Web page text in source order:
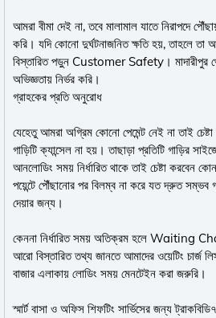
আমরা বীমা দেই না, তবে মালামাল যাতে নিরাপদে
করি। যদি কোনো দুর্ঘটনাজনিত ক্ষতি হয়, তাহলে তা
বিস্তারিত পড়ুন Customer Safety। মাদারীপুর
অভিজ্ঞতায় নির্ভর করি।
গ্রাহকের প্রতি অনুরোধ
যেহেতু আমরা অগ্রিম কোনো পেমেন্ট নেই না তাই
গাড়িটি ক্যান্সেল না হয়। তাছাড়া প্রতিটি গাড়ির
আনলোডিং সময় নির্ধারিত থাকে তাই চেষ্টা করবেন
পয়েন্টে পৌঁছানোর পর বিলম্ব না করে যত দ্রুত
দেয়ার জন্য।
কেননা নির্ধারিত সময় অতিক্রম হলে Waiting
আরো বিস্তারিত তথ্য জানতে আমাদের ওয়েটিং চার্জ
বাজার এলাকায় লোডিং সময় মেনটেইন করা জরুরি।
স্মার্ট বাসা ও অফিস শিফটিং সার্ভিসের জন্য